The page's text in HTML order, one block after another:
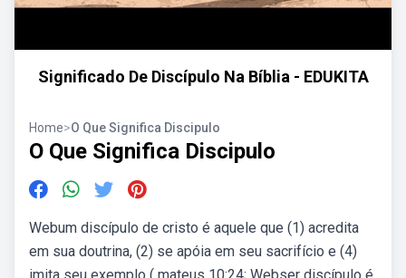
Significado De Discípulo Na Bíblia - EDUKITA
Home>O Que Significa Discipulo
O Que Significa Discipulo
Webum discípulo de cristo é aquele que (1) acredita
em sua doutrina, (2) se apóia em seu sacrifício e (4)